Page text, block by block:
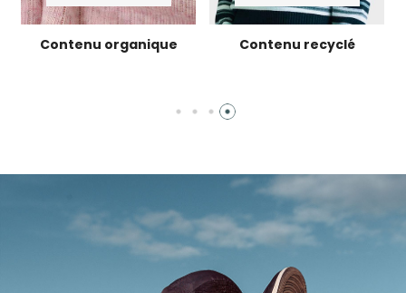
Contenu organique Contenu recyclé